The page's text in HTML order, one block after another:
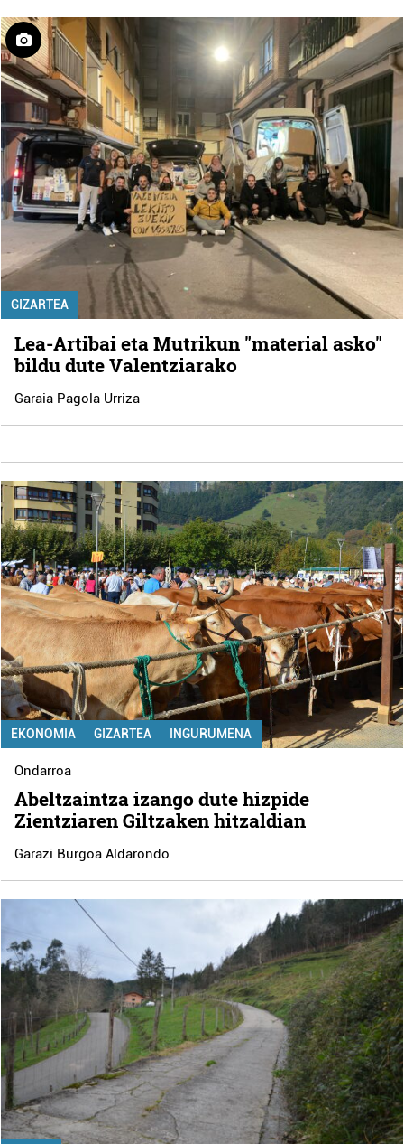
GIZARTEA
Lea-Artibai eta Mutrikun "material asko"
bildu dute Valentziarako
Garaia Pagola Urriza
EKONOMIA GIZARTEA INGURUMENA
Ondarroa
Abeltzaintza izango dute hizpide
Zientziaren Giltzaken hitzaldian
Garazi Burgoa Aldarondo